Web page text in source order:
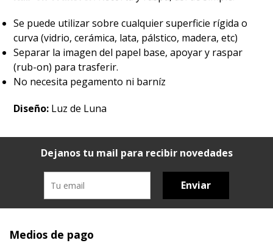
Se puede utilizar sobre cualquier superficie rígida o
curva (vidrio, cerámica, lata, pálstico, madera, etc)
Separar la imagen del papel base, apoyar y raspar
(rub-on) para trasferir.
No necesita pegamento ni barníz
Diseño: Luz de Luna
Dejanos tu mail para recibir novedades
Enviar
Medios de pago